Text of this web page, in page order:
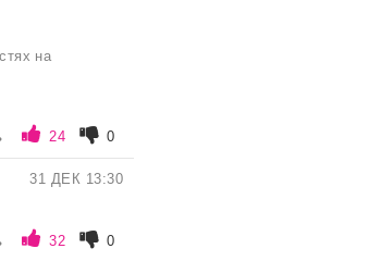
на
24 0
31 ДЕК 13:30
32 0